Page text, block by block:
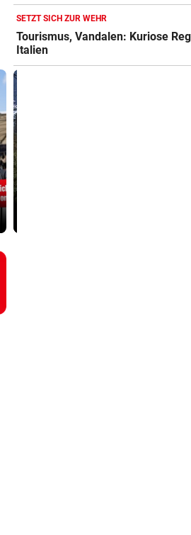
SETZT SICH ZUR WEHR
Tourismus, Vandalen: Kuriose
Italien